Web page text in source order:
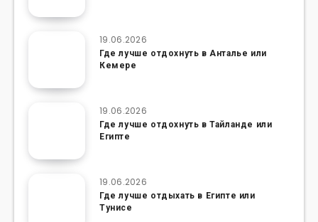
19.06.2026
Где лучше отдохнуть в Анталье или
Кемере
19.06.2026
Где лучше отдохнуть в Тайланде или
Египте
19.06.2026
Где лучше отдыхать в Египте или
Тунисе